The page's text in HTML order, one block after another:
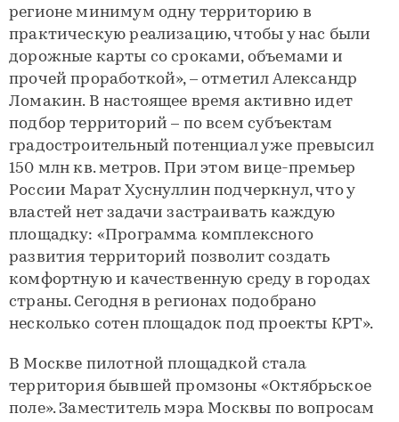
регионе минимум одну территорию в
практическую реализацию, чтобы у нас были
дорожные карты со сроками, объемами и
прочей проработкой», – отметил Александр
Ломакин. В настоящее время активно идет
подбор территорий – по всем субъектам
градостроительный потенциал уже превысил
150 млн кв. метров. При этом вице-премьер
России Марат Хуснуллин подчеркнул, что у
властей нет задачи застраивать каждую
площадку: «Программа комплексного
развития территорий позволит создать
комфортную и качественную среду в городах
страны. Сегодня в регионах подобрано
несколько сотен площадок под проекты КРТ».
В Москве пилотной площадкой стала
территория бывшей промзоны «Октябрьское
поле». Заместитель мэра Москвы по вопросам